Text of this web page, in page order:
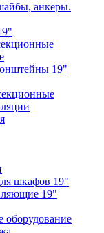
анкеры.
19"
шкафов 19"
19"
оборудование